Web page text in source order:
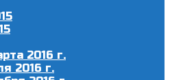
2016 г.
2016 г.